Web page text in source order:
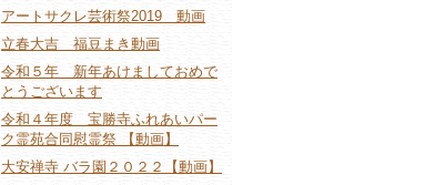
アートサクレ芸術祭2019 動画
立春大吉 福豆まき動画
令和５年 新年あけましておめで
とうございます
令和４年度 宝勝寺ふれあいパー
ク霊苑合同慰霊祭 【動画】
大安禅寺 バラ園２０２２【動画】